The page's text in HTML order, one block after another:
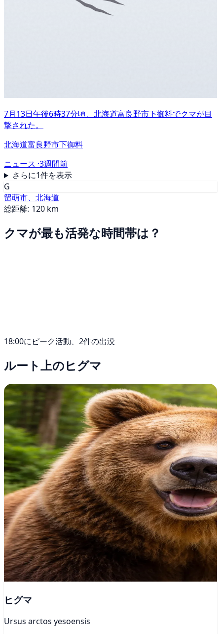
7月13日午後6時37分頃、北海道富良野市下御料でクマが目
撃された。
北海道富良野市下御料
ニュース ·3週間前
さらに1件を表示
G
留萌市、北海道
総距離: 120 km
クマが最も活発な時間帯は？
18:00にピーク活動、2件の出没
ルート上のヒグマ
ヒグマ
Ursus arctos yesoensis